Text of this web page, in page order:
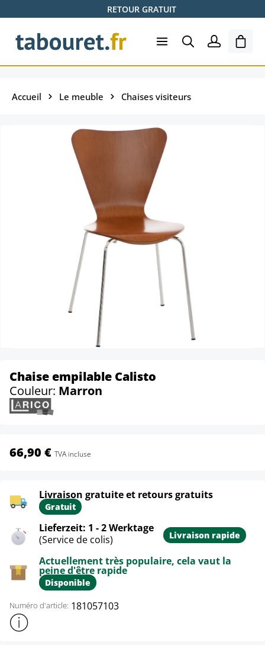
Passer au contenu principalRETOUR GRATUIT
Le
Accueil Le meuble Chaises visiteurs
Chaise empilable Calisto
Couleur: Marron
66,90 € TVA incluse
Livraison gratuite et retours gratuits
Gratuit
Lieferzeit: 1 - 2 Werktage
(Service de colis)
Livraison rapide
Actuellement très populaire, cela vaut la
peine d'être rapide
Disponible
Numéro d'article: 181057103
Afficher plus d'informations sur le produit